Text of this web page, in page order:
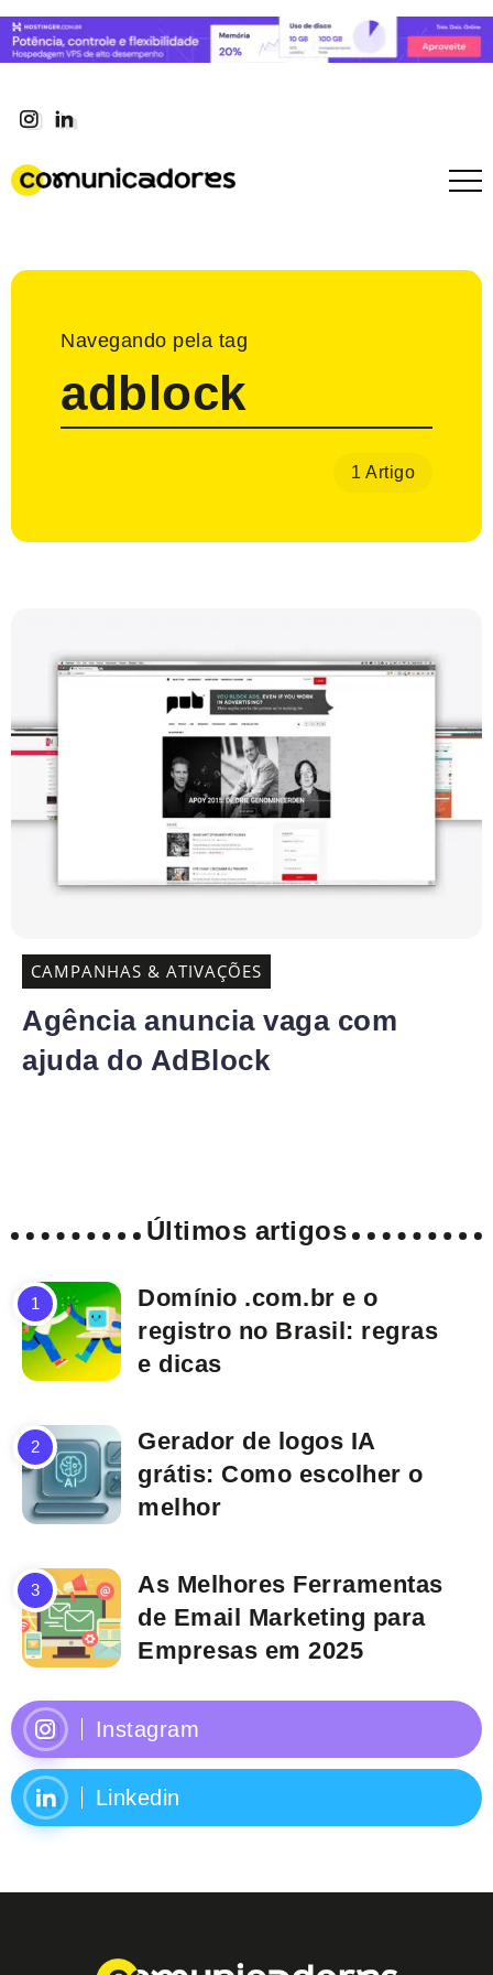
Navegando pela tag
adblock
1 Artigo
CAMPANHAS & ATIVAÇÕES
Agência anuncia vaga com
ajuda do AdBlock
Últimos artigos
Domínio .com.br e o
registro no Brasil: regras
e dicas
Gerador de logos IA
grátis: Como escolher o
melhor
As Melhores Ferramentas
de Email Marketing para
Empresas em 2025
Instagram
Linkedin